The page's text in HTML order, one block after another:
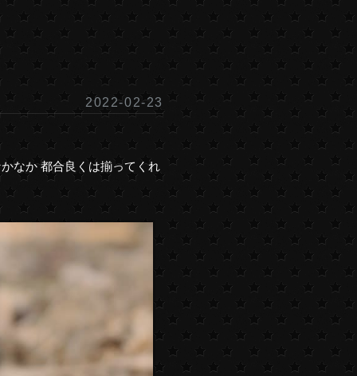
2022-02-23
なか 都合良くは揃ってくれ